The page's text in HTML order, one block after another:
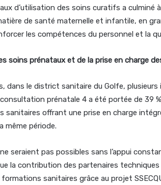
d’utilisation des soins curatifs a culminé
de santé maternelle et infantile, en
les compétences du personnel et la
soins prénataux et de la prise en charge
dans le district sanitaire du Golfe,
prénatale 4 a été portée de 39
sanitaires offrant une prise en charge
même période.
seraient pas possibles sans l’appui
la contribution des partenaires
sanitaires grâce au projet